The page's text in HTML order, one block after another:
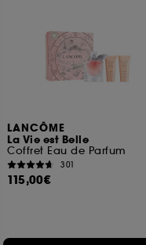
LANCÔME
La Vie est Belle
Coffret Eau de Parfum
301
115,00€